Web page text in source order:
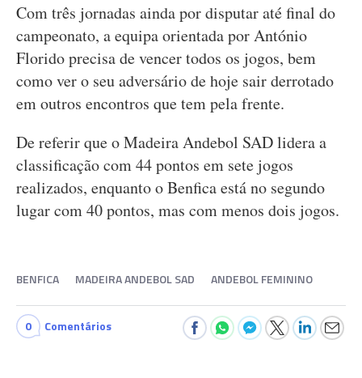
Com três jornadas ainda por disputar até final do
campeonato, a equipa orientada por António
Florido precisa de vencer todos os jogos, bem
como ver o seu adversário de hoje sair derrotado
em outros encontros que tem pela frente.
De referir que o Madeira Andebol SAD lidera a
classificação com 44 pontos em sete jogos
realizados, enquanto o Benfica está no segundo
lugar com 40 pontos, mas com menos dois jogos.
BENFICA MADEIRA ANDEBOL SAD ANDEBOL FEMININO
0 Comentários